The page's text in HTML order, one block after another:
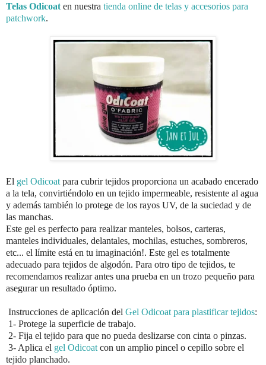
Telas Odicoat en nuestra tienda online de telas y accesorios para
patchwork.
El gel Odicoat para cubrir tejidos proporciona un acabado encerado
a la tela, convirtiéndolo en un tejido impermeable, resistente al agua
y además también lo protege de los rayos UV, de la suciedad y de
las manchas.
Este gel es perfecto para realizar manteles, bolsos, carteras,
manteles individuales, delantales, mochilas, estuches, sombreros,
etc... el límite está en tu imaginación!. Este gel es totalmente
adecuado para tejidos de algodón. Para otro tipo de tejidos, te
recomendamos realizar antes una prueba en un trozo pequeño para
asegurar un resultado óptimo.
Instrucciones de aplicación del Gel Odicoat para plastificar tejidos:
1- Protege la superficie de trabajo.
2- Fija el tejido para que no pueda deslizarse con cinta o pinzas.
3- Aplica el gel Odicoat con un amplio pincel o cepillo sobre el
tejido planchado.